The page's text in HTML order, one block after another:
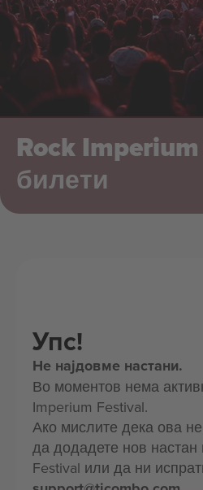
Rock
билети
Упс!
Не најдовме настани.
Во моментов нема
Imperium Festival.
Ако мислите дека ова
да додадете нов настан
Festival или да ни